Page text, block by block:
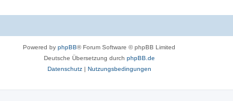
Powered by phpBB® Forum Software © phpBB Limited
Deutsche Übersetzung durch phpBB.de
Datenschutz| Nutzungsbedingungen